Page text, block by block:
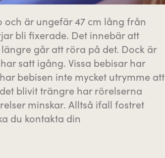
och är ungefär 47 cm lång från
bli fixerade. Det innebär att
går att röra på det. Dock är
satt igång. Vissa bebisar har
bebisen inte mycket utrymme att
blivit trängre har rörelserna
minskar. Alltså ifall fostret
du kontakta din